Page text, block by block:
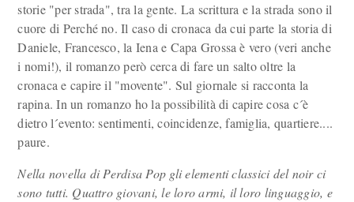
storie "per strada", tra la gente. La scrittura e la strada sono il
cuore di Perché no. Il caso di cronaca da cui parte la storia di
Daniele, Francesco, la Iena e Capa Grossa è vero (veri anche
i nomi!), il romanzo però cerca di fare un salto oltre la
cronaca e capire il "movente". Sul giornale si racconta la
rapina. In un romanzo ho la possibilità di capire cosa c´è
dietro l´evento: sentimenti, coincidenze, famiglia, quartiere....
paure.
Nella novella di Perdisa Pop gli elementi classici del noir ci
sono tutti. Quattro giovani, le loro armi, il loro linguaggio, e